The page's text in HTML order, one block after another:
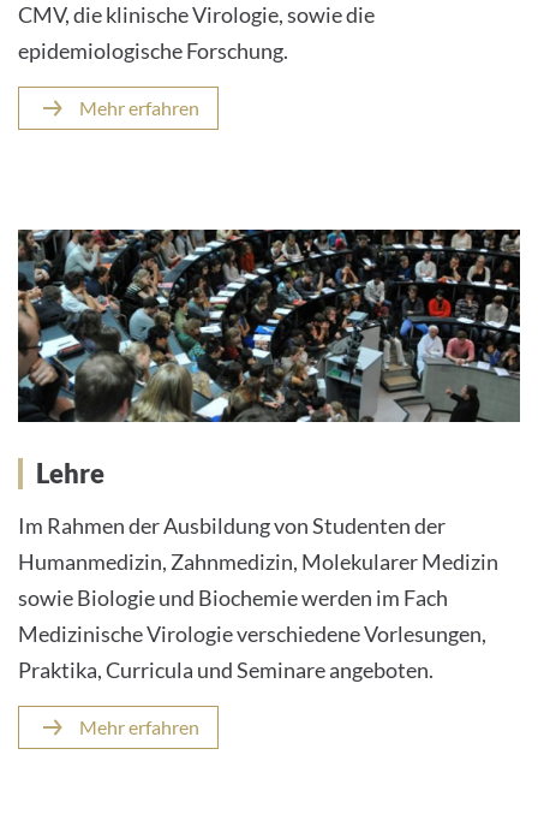
CMV, die klinische Virologie, sowie die
epidemiologische Forschung.
Mehr erfahren
Lehre
Im Rahmen der Ausbildung von Studenten der
Humanmedizin, Zahnmedizin, Molekularer Medizin
sowie Biologie und Biochemie werden im Fach
Medizinische Virologie verschiedene Vorlesungen,
Praktika, Curricula und Seminare angeboten.
Mehr erfahren